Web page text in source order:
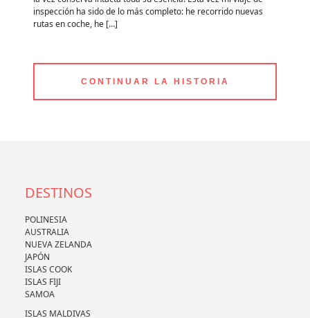
inspección ha sido de lo más completo: he recorrido nuevas
rutas en coche, he […]
CONTINUAR LA HISTORIA
DESTINOS
POLINESIA
AUSTRALIA
NUEVA ZELANDA
JAPÓN
ISLAS COOK
ISLAS FIJI
SAMOA
ISLAS MALDIVAS